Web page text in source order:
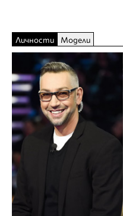
Личности Модели